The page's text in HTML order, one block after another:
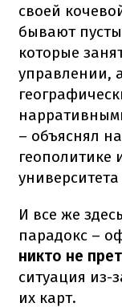
своей
бывают
которые
управлении,
– объяснял на
геополитике
И все же
парадокс –
никто не
ситуация из-
их карт.